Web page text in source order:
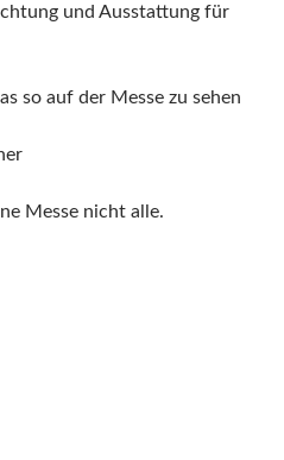
und Ausstattung für
so auf der Messe zu sehen
Messe nicht alle.